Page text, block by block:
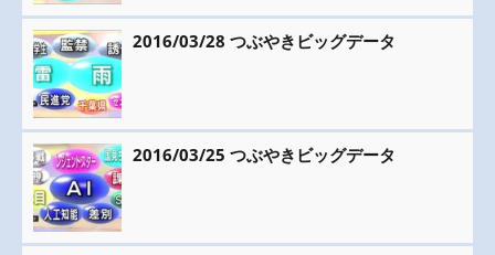
2016/03/28 つぶやきビッグデータ
2016/03/25 つぶやきビッグデータ